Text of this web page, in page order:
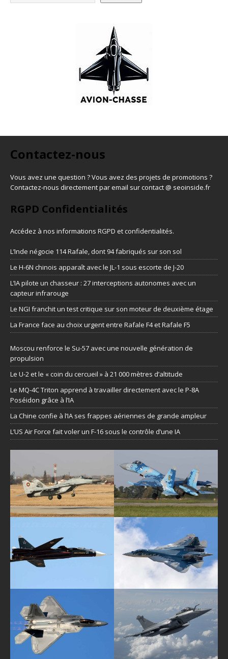
Contactez-nous
Vous avez une question ? Vous avez des projets de promotions ?
Contactez-nous directement par email sur contact @ seoinside.fr
RGPD Confidentialités
Accédez à nos informations RGPD et confidentialités.
L’Inde négocie 114 Rafale, dont 94 fabriqués sur son sol
Le H-6N chinois apparaît avec le JL-1 sous escorte de J-20
L’IA pilote un chasseur : 27 interceptions autonomes avec un
capteur infrarouge
Le NGI franchit un test critique sur son moteur de deuxième étage
La France face au choix urgent entre Rafale F4 et Rafale F5
Moscou renforce le Su-57 avec une nouvelle génération de
propulsion
Le U-2 et le « coin du cercueil » à 21 000 mètres d’altitude
Le MQ-4C Triton apprend à travailler directement avec le P-8A
Poséidon grâce à l’IA
La Chine confie à l’IA ses frappes aériennes de grande ampleur
L’US Air Force fait voler un F-16 sous le contrôle d’une IA